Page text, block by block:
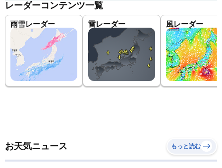
レーダーコンテンツ一覧
雨雪レーダー 雷レーダー 風レーダー
お天気ニュース もっと読む